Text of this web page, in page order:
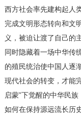
西方社会率先建构起人
完成文明形态转向和文
义，被迫让渡了自己的
同时隐藏着一场中华传
的殖民统治使中国人逐
现代社会的转变，才能
启蒙”下觉醒的中华民
如何在保持源远流长历